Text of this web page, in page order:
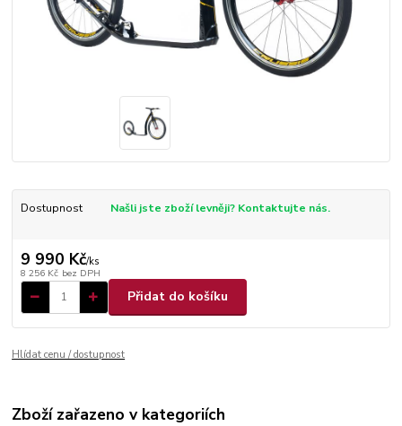
Dostupnost Našli jste zboží levněji? Kontaktujte nás.
9 990 Kč/ks
8 256 Kč bez DPH
Přidat do košíku
Hlídat cenu / dostupnost
Zboží zařazeno v kategoriích